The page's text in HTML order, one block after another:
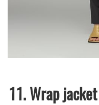
11. Wrap